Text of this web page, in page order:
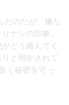
だのだが、嫌な
ナシの印象。
どう絡んでく
と明かされて
く秘密を守っ